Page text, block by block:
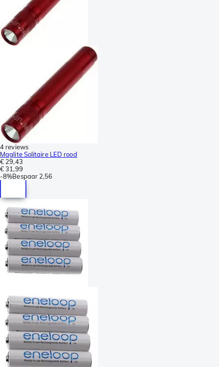
4 reviews
Maglite Solitaire LED rood
€ 29,43
€ 31,99
-8%Bespaar 2,56